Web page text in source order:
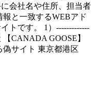
会社名や住所、担当者
と一致するWEBアド
トです。 1）-------------
【CANADA GOOSE】
サイト 東京都港区